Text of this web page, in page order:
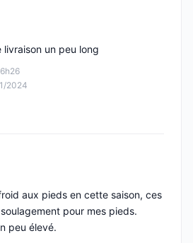
2024
livraison un peu long
aux pieds en cette saison, ces
pour mes pieds.
peu élevé.